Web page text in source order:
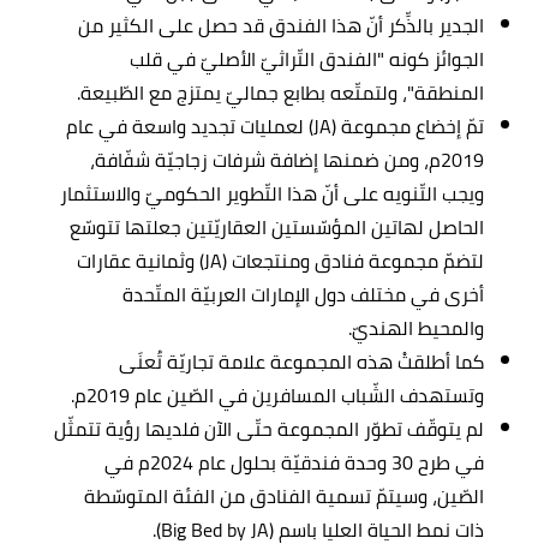
الجدير بالذِّكر أنّ هذا الفندق قد حصل على الكثير من
الجوائز كونه "الفندق التّراثيّ الأصليّ في قلب
المنطقة"، ولتمتّعه بطابع جماليّ يمتزج مع الطّبيعة.
تمّ إخضاع مجموعة (JA) لعمليات تجديد واسعة في عام
2019م، ومن ضمنها إضافة شرفات زجاجيّة شفّافة،
ويجب التّنويه على أنّ هذا التّطوير الحكوميّ والاستثمار
الحاصل لهاتين المؤسّستين العقاريّتين جعلتها تتوسّع
لتضمّ مجموعة فنادق ومنتجعات (JA) وثمانية عقارات
أخرى في مختلف دول الإمارات العربيّة المتّحدة
والمحيط الهنديّ.
كما أطلقتْ هذه المجموعة علامة تجاريّة تُعنَى
وتستهدف الشّباب المسافرين في الصّين عام 2019م.
لم يتوقّف تطوّر المجموعة حتّى الآن فلديها رؤية تتمثّل
في طرح 30 وحدة فندقيّة بحلول عام 2024م في
الصّين، وسيتمّ تسمية الفنادق من الفئة المتوسّطة
ذات نمط الحياة العليا باسم (Big Bed by JA).